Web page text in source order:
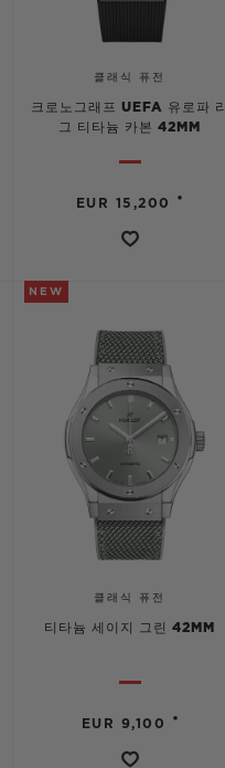
클래식 퓨전
크로노그래프 UEFA 유로파 리
그 티타늄 카본 42MM
EUR 15,200 •
NEW
클래식 퓨전
티타늄 세이지 그린 42MM
EUR 9,100 •